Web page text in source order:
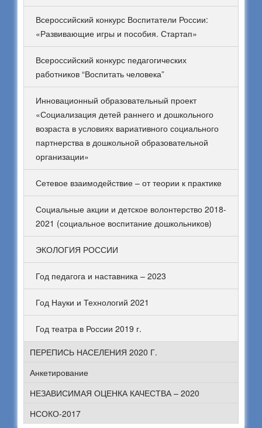
Всероссийский конкурс Воспитатели России:
«Развивающие игры и пособия. Стартап»
Всероссийский конкурс педагогических
работников “Воспитать человека”
Инновационный образовательный проект
«Социализация детей раннего и дошкольного
возраста в условиях вариативного социального
партнерства в дошкольной образовательной
организации»
Сетевое взаимодействие – от теории к практике
Социальные акции и детское волонтерство 2018-
2021 (социальное воспитание дошкольников)
ЭКОЛОГИЯ РОССИИ
Год педагога и наставника – 2023
Год Науки и Технологий 2021
Год театра в России 2019 г.
ПЕРЕПИСЬ НАСЕЛЕНИЯ 2020 Г.
Анкетирование
НЕЗАВИСИМАЯ ОЦЕНКА КАЧЕСТВА – 2020
НСОКО-2017